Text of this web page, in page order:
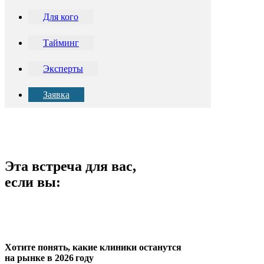
Для кого
Тайминг
Эксперты
Заявка
Эта встреча для вас,
если вы:
Хотите понять, какие клиники останутся
на рынке в 2026 году